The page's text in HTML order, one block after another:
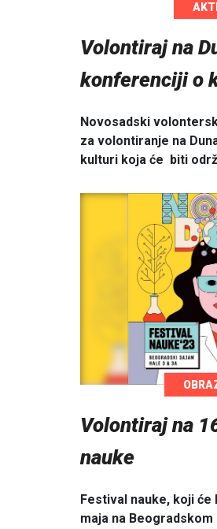
Volontiraj na
konferenciji o
Novosadski
za volontiranje na
kulturi koja će biti
Volontiraj na
nauke
Festival nauke, koji će
maja na